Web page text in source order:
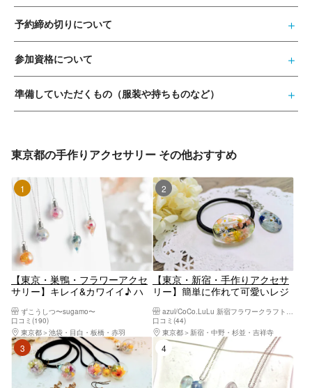
予約締め切りについて
参加資格について
準備していただくもの（服装や持ちものなど）
東京都の手作りアクセサリー その他おすすめ
1位
【東京・巣鴨・フラワーアクセ
サリー】キレイ&カワイイ♪ ハ
ずこうしつ〜sugamo〜
口コミ(190)
東京都
池袋・目白・板橋・赤羽
2位
【東京・新宿・手作りアクセサ
リー】簡単に作れて可愛いレジ
り ハンドメイド体験
azul/CoCo.LuLu 新宿フラワークラフト体験工房
口コミ(44)
東京都
新宿・中野・杉並・吉祥寺
3位 4位